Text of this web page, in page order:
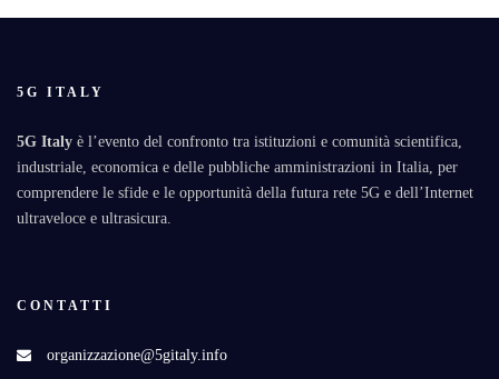
5G ITALY
5G Italy è l’evento del confronto tra istituzioni e comunità scientifica,
industriale, economica e delle pubbliche amministrazioni in Italia, per
comprendere le sfide e le opportunità della futura rete 5G e dell’Internet
ultraveloce e ultrasicura.
CONTATTI
organizzazione@5gitaly.info